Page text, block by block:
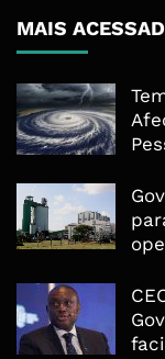
MAIS